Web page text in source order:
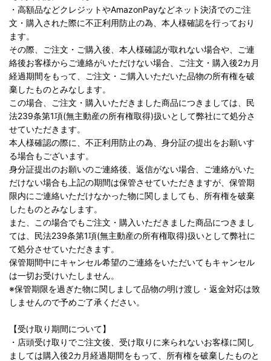
・高額品などクレジットやAmazonPayなどネット決済でのご注
文・購入された際に不正利用防止の為、本人様確認を行っており
ます。
その際、ご注文・ご購入後、本人様確認が取れない場合や、ご連
絡後お客様からご連絡がいただけない場合、ご注文・購入後2カ月
経過期間をもって、ご注文・ご購入いただいた品物の所有権を破
棄したものとみなします。
この場合、ご注文・購入いただきました商品につきましては、民
法239条第1項(無主動産の所有権取得)扱いとして弊社にて処分さ
せていただきます。
本人様確認の際に、不正利用防止の為、身分証の提出をお願いす
る場合もございます。
身分証提出のお願いのご連絡後、返信がない場合、ご連絡がいた
だけない場合も上記の期間は保管させていただきますが、保管期
限内にご連絡いただけなかった物に関しましても、所有権を破棄
したものとみなします。
また、この場合でもご注文・購入いただきました商品につきまし
ては、民法239条第1項(無主動産の所有権取得)扱いとして弊社に
て処分させていただきます。
保管期間中にキャンセル希望のご連絡をいただいてもキャンセル
は一切お受けいたしません。
※保管期限を過ぎた物に関しまして品物の明け渡し・返金対応は致
しませんので予めご了承ください。
【受け取り期間について】
・店頭受け取りでご注文後、受け取りに来られないお客様に関し
ましては購入後2カ月経過期間をもって、所有権を破棄したものと